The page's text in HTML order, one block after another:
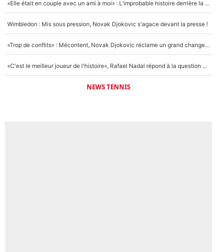
«Elle était en couple avec un ami à moi» : L’improbable histoire derrière la «seule relation longue» de Novak Djokovic
Wimbledon : Mis sous pression, Novak Djokovic s'agace devant la presse !
«Trop de conflits» : Mécontent, Novak Djokovic réclame un grand changement !
«C'est le meilleur joueur de l'histoire», Rafael Nadal répond à la question que tout le monde se pose !
NEWS TENNIS